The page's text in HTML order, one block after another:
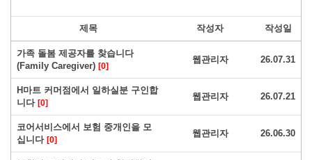
제목 작성자 작성일
가족 돌봄 제공자를 찾습니다
(Family Caregiver) [0]
웹관리자 26.07.31
H마트 커머점에서 일하실분 구인합
니다 [0]
웹관리자 26.07.21
코어서비스에서 보험 중개인을 모
십니다 [0]
웹관리자 26.06.30